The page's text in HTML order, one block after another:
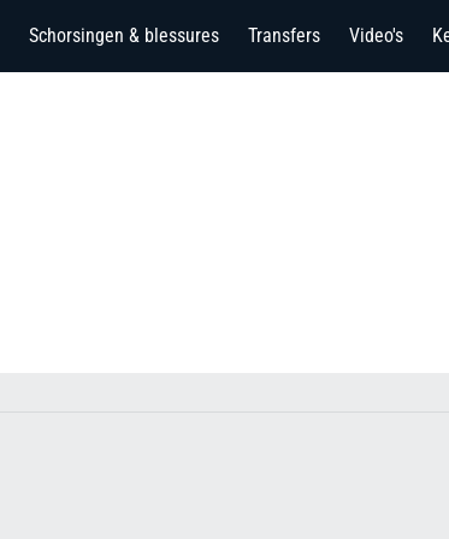
Schorsingen & blessures Transfers Video's